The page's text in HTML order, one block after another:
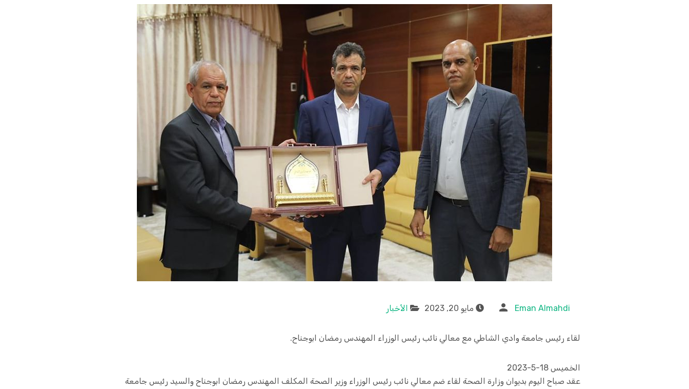
Eman Almahdi مايو 20, 2023 الأخبار
لقاء رئيس جامعة وادي الشاطي مع معالي نائب رئيس الوزراء المهندس رمضان ابوجناح.
الخميس 18-5-2023
عقد صباح اليوم بديوان وزارة الصحة لقاء ضم معالي نائب رئيس الوزراء وزير الصحة المكلف المهندس رمضان ابوجناح والسيد رئيس جامعة